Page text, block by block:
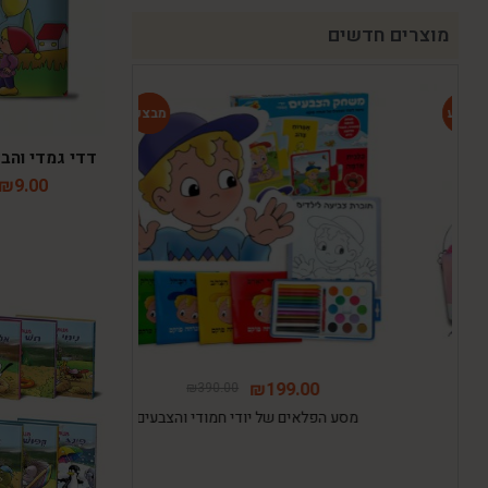
מוצרים חדשים
135.00
חבילת
-49%-49%
₪ 390.00 ₪199.00
מסע הפלאים של יודי חמודי והצבעים
דדי גמדי
₪9.00